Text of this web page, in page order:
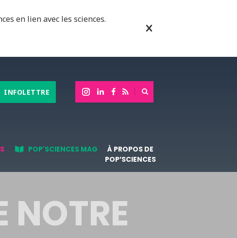
en lien avec les sciences.
INFOLETTRE
POP'SCIENCES MAG
À PROPOS DE
POP’SCIENCES
NOTRE